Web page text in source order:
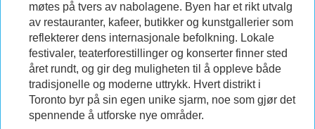
møtes på tvers av nabolagene. Byen har et rikt utvalg
av restauranter, kafeer, butikker og kunstgallerier som
reflekterer dens internasjonale befolkning. Lokale
festivaler, teaterforestillinger og konserter finner sted
året rundt, og gir deg muligheten til å oppleve både
tradisjonelle og moderne uttrykk. Hvert distrikt i
Toronto byr på sin egen unike sjarm, noe som gjør det
spennende å utforske nye områder.